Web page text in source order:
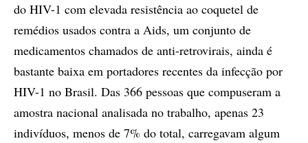
do HIV-1 com elevada resistência ao coquetel de
remédios usados contra a Aids, um conjunto de
medicamentos chamados de anti-retrovirais, ainda é
bastante baixa em portadores recentes da infecção por
HIV-1 no Brasil. Das 366 pessoas que compuseram a
amostra nacional analisada no trabalho, apenas 23
indivíduos, menos de 7% do total, carregavam algum